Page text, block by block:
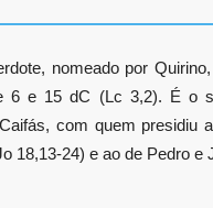
nomeado por
6 e 15 dC (Lc 3,2). É o
com quem presidiu
18,13-24) e ao de Pedro e